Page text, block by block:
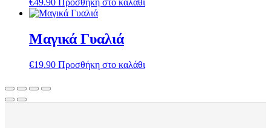
€49.90 Προσθήκη στο καλάθι
Μαγικά Γυαλιά
€19.90 Προσθήκη στο καλάθι